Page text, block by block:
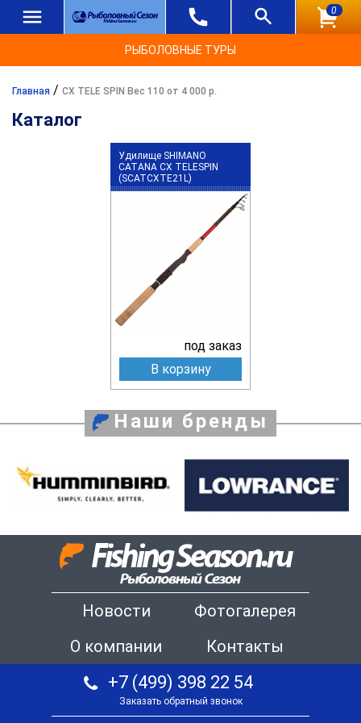
0
РЫБОЛОВНЫЕ ТУРЫ
Главная / CX TELE SPIN Вес 110 от 4 000 р.
Каталог
Удилище SHIMANO
CATANA CX TELESPIN
(SCATCXTE21L)
под заказ
В корзину
Наши бренды
Новости
Фотогалерея
О компании
Контакты
+7 (499) 398 22 54
Заказать обратный звонок